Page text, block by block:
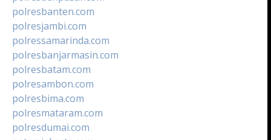
polresbanten.com
polresjambi.com
polressamarinda.com
polresbanjarmasin.com
polresbatam.com
polresambon.com
polresbima.com
polresmataram.com
polresdumai.com